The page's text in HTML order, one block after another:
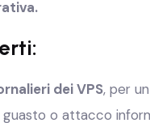
dei VPS, per
guasto o attacco